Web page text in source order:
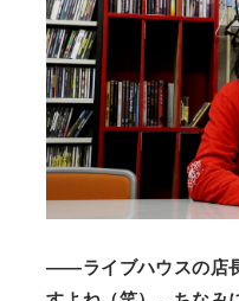
――ライブハウスの店